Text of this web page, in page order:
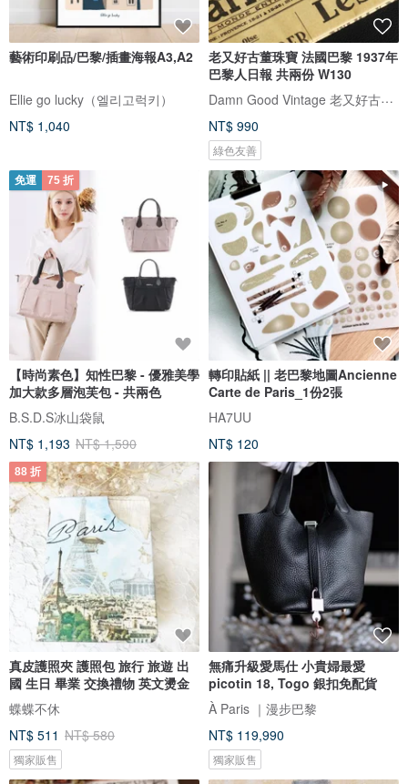
藝術印刷品/巴黎/插畫海報A3,A2
Ellie go lucky（엘리고럭키）
NT$ 1,040
老又好古董珠寶 法國巴黎 1937年
巴黎人日報 共兩份 W130
Damn Good Vintage 老又好古董珠寶
NT$ 990
綠色友善
免運 75 折
【時尚素色】知性巴黎 - 優雅美學
加大款多層泡芙包 - 共兩色
B.S.D.S冰山袋鼠
NT$ 1,193 NT$ 1,590
轉印貼紙 || 老巴黎地圖Ancienne
Carte de Paris_1份2張
HA7UU
NT$ 120
88 折
真皮護照夾 護照包 旅行 旅遊 出
國 生日 畢業 交換禮物 英文燙金
蝶蝶不休
NT$ 511 NT$ 580
獨家販售
無痛升級愛馬仕 小貴婦最愛
picotin 18, Togo 銀扣免配貨
À Paris ｜漫步巴黎
NT$ 119,990
獨家販售